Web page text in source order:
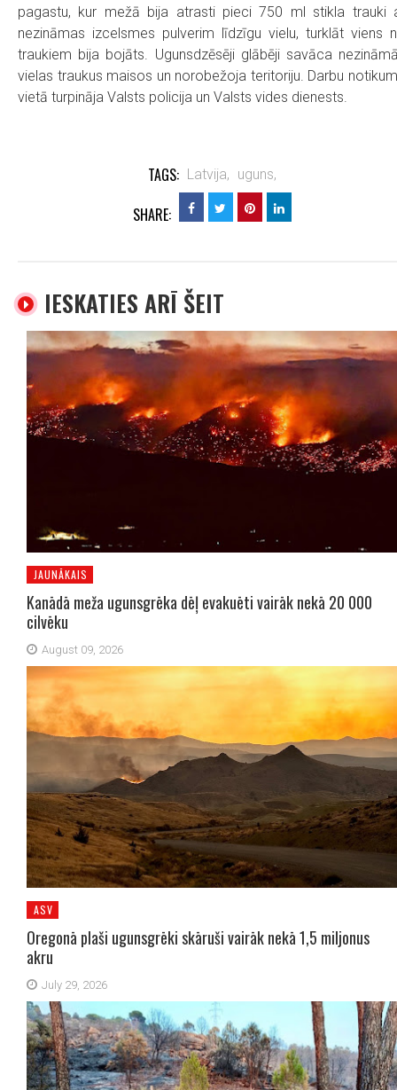
pagastu, kur mežā bija atrasti pieci 750 ml stikla trauki
nezināmas izcelsmes pulverim līdzīgu vielu, turklāt viens
traukiem bija bojāts. Ugunsdzēsēji glābēji savāca
vielas traukus maisos un norobežoja teritoriju. Darbu
vietā turpināja Valsts policija un Valsts vides dienests.
TAGS: Latvija, uguns,
SHARE:
IESKATIES ARĪ ŠEIT
JAUNĀKAIS
Kanādā meža ugunsgrēka dēļ evakuēti vairāk nekā 20 000
cilvēku
August 09, 2026
ASV
Oregonā plaši ugunsgrēki skāruši vairāk nekā 1,5 miljonus
akru
July 29, 2026